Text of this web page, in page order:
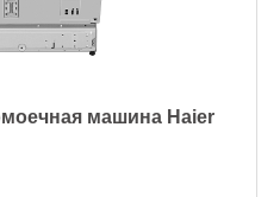
машина Haier